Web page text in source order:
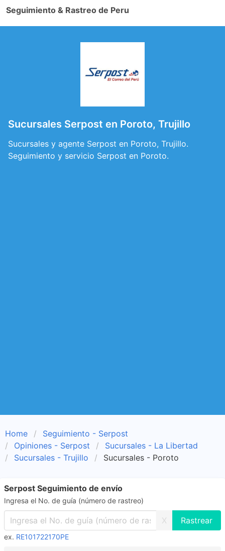
Seguimiento & Rastreo de Peru
Sucursales Serpost en Poroto, Trujillo
Sucursales y agente Serpost en Poroto, Trujillo.
Seguimiento y servicio Serpost en Poroto.
Home
Seguimiento - Serpost
Opiniones - Serpost
Sucursales - La Libertad
Sucursales - Trujillo
Sucursales - Poroto
Serpost Seguimiento de envío
Ingresa el No. de guía (número de rastreo)
X
ex. RE101722170PE